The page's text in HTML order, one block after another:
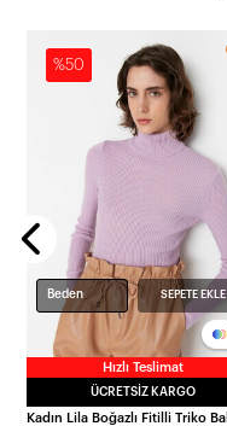
%50
Hızlı Teslimat
Beden SEPETE EKLE
ÜCRETSIZ KARGO